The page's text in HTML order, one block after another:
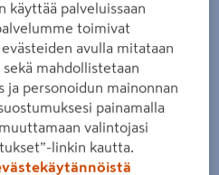
kosketusnäytöllä
käyttää palveluissaan
toimivat
avulla mitataan
mahdollistetaan
ja personoidun mainonnan
painamalla
valintojasi
linkin kautta.